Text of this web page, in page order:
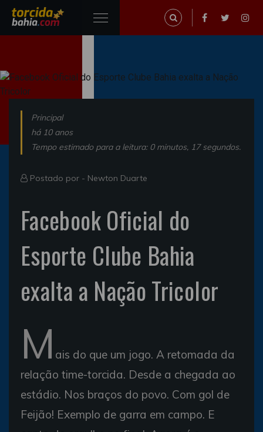
Principal
há 10 anos
Tempo estimado para a leitura: 0 minutos, 17 segundos.
Postado por - Newton Duarte
Facebook Oficial do
Esporte Clube Bahia
exalta a Nação Tricolor
M ais do que um jogo. A retomada da
relação time-torcida. Desde a chegada ao
estádio. Nos braços do povo. Com gol de
Feijão! Exemplo de garra em campo. E